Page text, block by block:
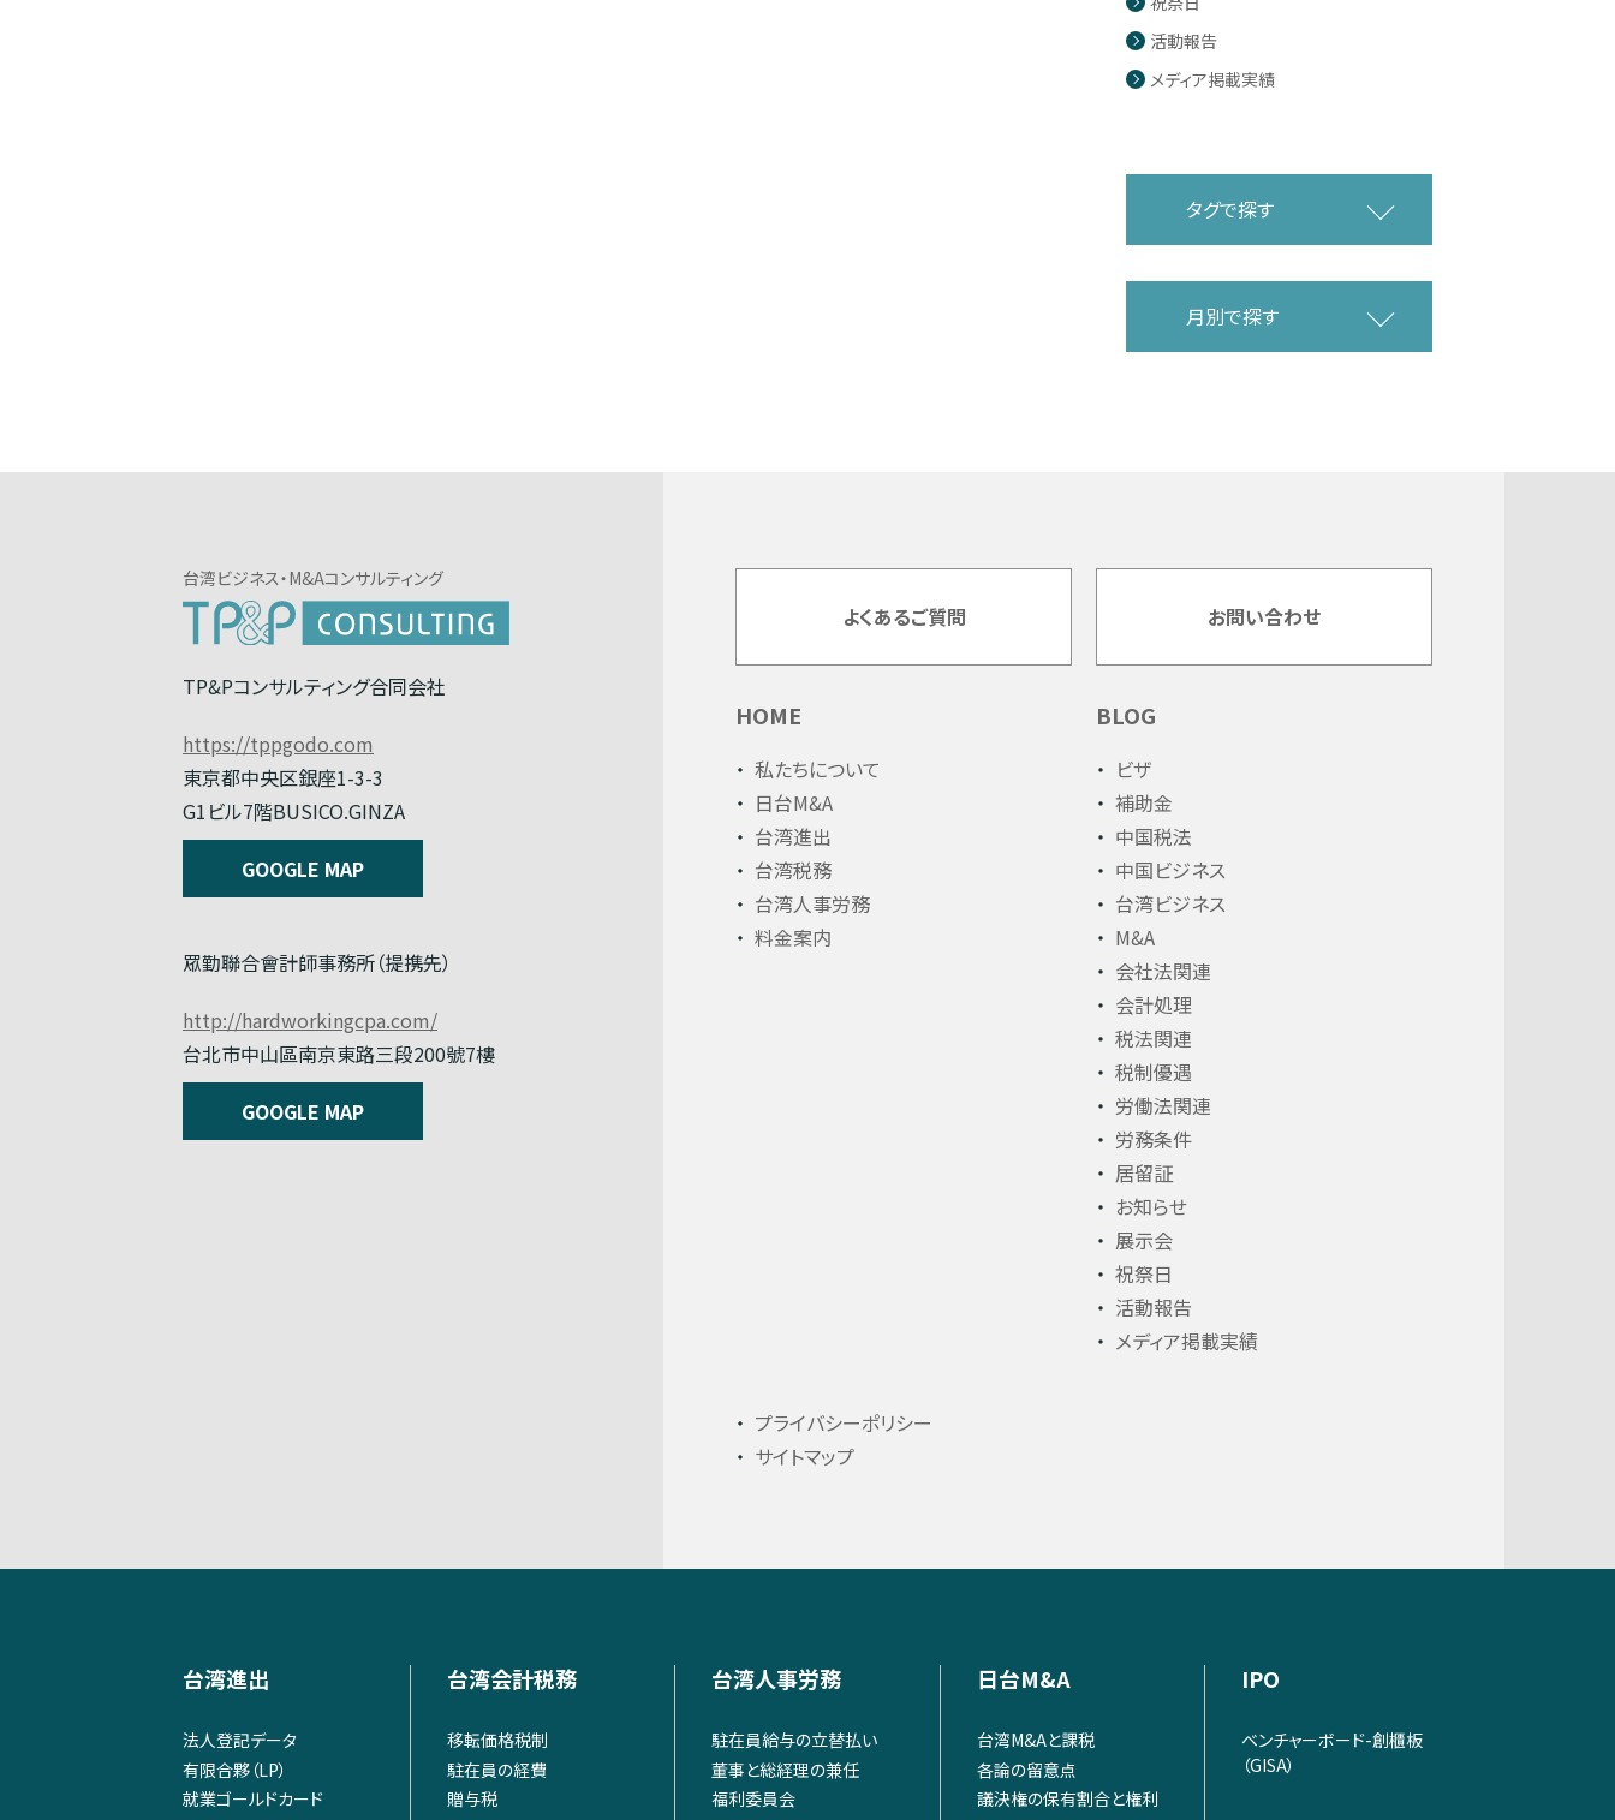
活動報告
メディア掲載実績
タグで探す
月別で探す
台湾ビジネス・M&Aコンサルティング
TP&Pコンサルティング合同会社
https://tppgodo.com
東京都中央区銀座1-3-3
G1ビル7階BUSICO.GINZA
GOOGLE MAP
眾勤聯合會計師事務所（提携先）
http://hardworkingcpa.com/
台北市中山區南京東路三段200號7樓
GOOGLE MAP
よくあるご質問 お問い合わせ
HOME
私たちについて
日台M&A
台湾進出
台湾税務
台湾人事労務
料金案内
BLOG
ビザ
補助金
中国税法
中国ビジネス
台湾ビジネス
M&A
会社法関連
会計処理
税法関連
税制優遇
労働法関連
労務条件
居留証
お知らせ
展示会
祝祭日
活動報告
メディア掲載実績
プライバシーポリシー
サイトマップ
台湾進出
法人登記データ
有限合夥（LP）
就業ゴールドカード
台湾会計税務
移転価格税制
駐在員の経費
贈与税
台湾人事労務
駐在員給与の立替払い
董事と総経理の兼任
福利委員会
日台M&A
台湾M&Aと課税
各論の留意点
議決権の保有割合と権利
IPO
ベンチャーボード-創櫃板
（GISA）